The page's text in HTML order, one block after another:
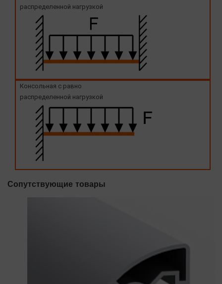
распределенной нагрузкой
Консольная с равно
распределенной нагрузкой
Сопутствующие товары